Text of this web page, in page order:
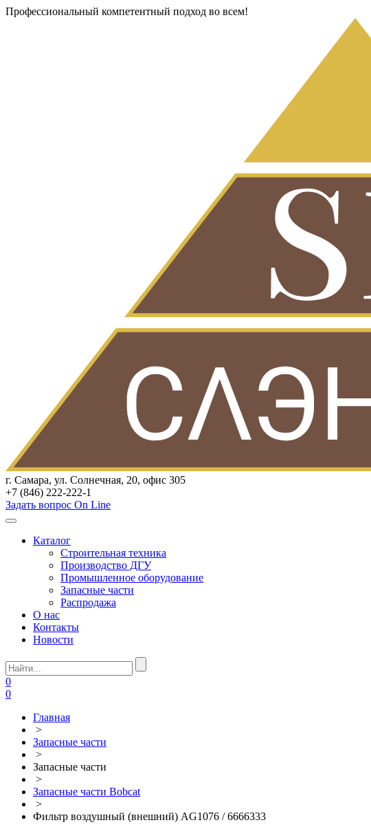
Профессиональный компетентный подход во всем!
г. Самара, ул. Солнечная, 20, офис 305
+7 (846) 222-222-1
Задать вопрос On Line
Каталог
Строительная техника
Производство ДГУ
Промышленное оборудование
Запасные части
Распродажа
О нас
Контакты
Новости
0
0
Главная
>
Запасные части
>
Запасные части
>
Запасные части Bobcat
>
Фильтр воздушный (внешний) AG1076 / 6666333